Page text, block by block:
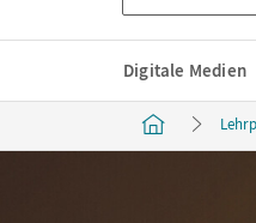
Digitale Medien